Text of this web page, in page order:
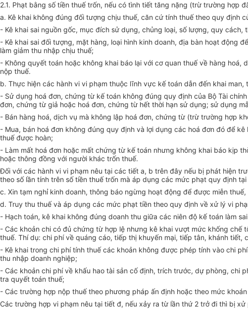
2.1. Phạt bằng số tiền thuế trốn, nếu có tình tiết tăng nặng (trừ trường hợp
a. Kê khai không đúng đối tượng chịu thuế, căn cứ tính thuế theo quy định
- Kê khai sai nguồn gốc, mục đích sử dụng, chủng loại, số lượng, quy
- Kê khai sai đối tượng, mặt hàng, loại hình kinh doanh, địa bàn hoạt động
làm giảm thu nhập chịu thuế;
- Không quyết toán hoặc không khai báo lại với cơ quan thuế về hàng
nộp thuế.
b. Thực hiện các hành vi vi phạm thuộc lĩnh vực kế toán dẫn đến khai man,
- Sử dụng hoá đơn, chứng từ kế toán không đúng quy định của Bộ Tài
đơn, chứng từ giả hoặc hoá đơn, chứng từ hết thời hạn sử dụng; sử dụng
- Bán hàng hoá, dịch vụ mà không lập hoá đơn, chứng từ (trừ trường hợp
- Mua, bán hoá đơn không đúng quy định và lợi dụng các hoá đơn đó để
thuế được hoàn;
- Làm mất hoá đơn hoặc mất chứng từ kế toán nhưng không khai báo kịp
hoặc thông đồng với người khác trốn thuế.
Đối với các hành vi vi phạm nêu tại các tiết a, b trên đây nếu bị phát hiện
theo số lần tính trên số tiền thuế trốn mà áp dụng các mức phạt quy định
c. Xin tạm nghỉ kinh doanh, thông báo ngừng hoạt động để được miễn
d. Truy thu thuế và áp dụng các mức phạt tiền theo quy định về xử lý vi
- Hạch toán, kê khai không đúng doanh thu giữa các niên độ kế toán làm
- Các khoản chi có đủ chứng từ hợp lệ nhưng kê khai vượt mức khống chế
thuế. Thí dụ: chi phí về quáng cáo, tiếp thị khuyến mại, tiếp tân, khánh
- Kê khai trong chi phí tính thuế các khoản không được phép tính vào chi
thu nhập doanh nghiệp;
- Các khoản chi phí về khấu hao tài sản cố định, trích trước, dự phòng, chi
tra quyết toán thuế;
- Các trường hợp nộp thuế theo phương pháp ấn định hoặc theo mức
Các trường hợp vi phạm nêu tại tiết đ, nếu xảy ra từ lần thứ 2 trở đi thì bị